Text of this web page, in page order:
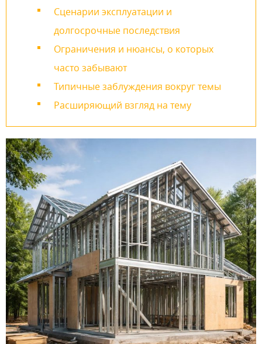
Сценарии эксплуатации и
долгосрочные последствия
Ограничения и нюансы, о которых
часто забывают
Типичные заблуждения вокруг темы
Расширяющий взгляд на тему